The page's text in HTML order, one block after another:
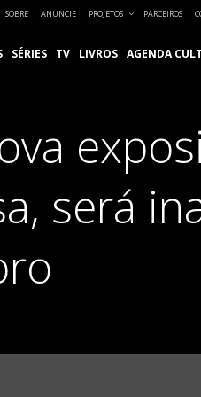
SOBRE ANUNCIE PROJETOS PARCEIROS
SÉRIES TV LIVROS AGENDA
será